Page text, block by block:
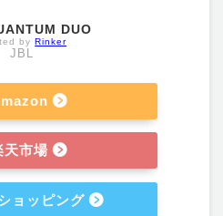
DUO
by Rinker
JBL
天市場
ョッピング